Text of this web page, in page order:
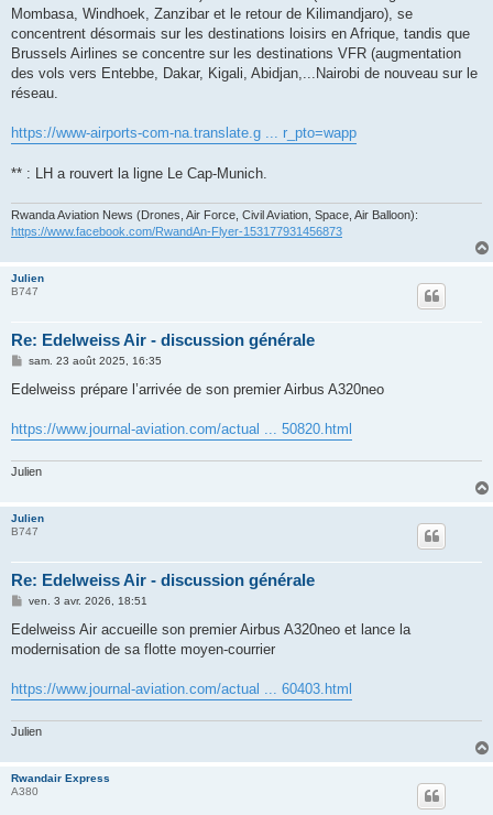
Mombasa, Windhoek, Zanzibar et le retour de Kilimandjaro), se
concentrent désormais sur les destinations loisirs en Afrique, tandis que
Brussels Airlines se concentre sur les destinations VFR (augmentation
des vols vers Entebbe, Dakar, Kigali, Abidjan,...Nairobi de nouveau sur le
réseau.
https://www-airports-com-na.translate.g ... r_pto=wapp
** : LH a rouvert la ligne Le Cap-Munich.
Rwanda Aviation News (Drones, Air Force, Civil Aviation, Space, Air Balloon):
https://www.facebook.com/RwandAn-Flyer-153177931456873
Julien
B747
Re: Edelweiss Air - discussion générale
M
s
g
e
sam. 23 août 2025, 16:35
Edelweiss prépare l’arrivée de son premier Airbus A320neo
https://www.journal-aviation.com/actual ... 50820.html
Julien
Julien
B747
Re: Edelweiss Air - discussion générale
M
s
a
ven. 3 avr. 2026, 18:51
Edelweiss Air accueille son premier Airbus A320neo et lance la
modernisation de sa flotte moyen-courrier
https://www.journal-aviation.com/actual ... 60403.html
Julien
Rwandair Express
A380